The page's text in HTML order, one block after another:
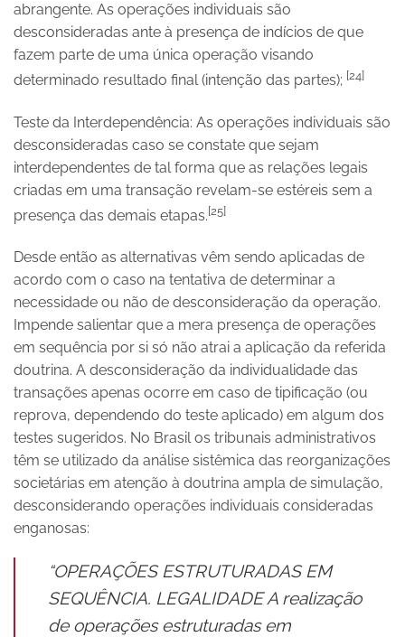
abrangente. As operações individuais são
desconsideradas ante à presença de indícios de que
fazem parte de uma única operação visando
determinado resultado final (intenção das partes); [24]
Teste da Interdependência: As operações individuais são
desconsideradas caso se constate que sejam
interdependentes de tal forma que as relações legais
criadas em uma transação revelam-se estéreis sem a
presença das demais etapas.[25]
Desde então as alternativas vêm sendo aplicadas de
acordo com o caso na tentativa de determinar a
necessidade ou não de desconsideração da operação.
Impende salientar que a mera presença de operações
em sequência por si só não atrai a aplicação da referida
doutrina. A desconsideração da individualidade das
transações apenas ocorre em caso de tipificação (ou
reprova, dependendo do teste aplicado) em algum dos
testes sugeridos. No Brasil os tribunais administrativos
têm se utilizado da análise sistêmica das reorganizações
societárias em atenção à doutrina ampla de simulação,
desconsiderando operações individuais consideradas
enganosas:
“OPERAÇÕES ESTRUTURADAS EM
SEQUÊNCIA. LEGALIDADE A realização
de operações estruturadas em